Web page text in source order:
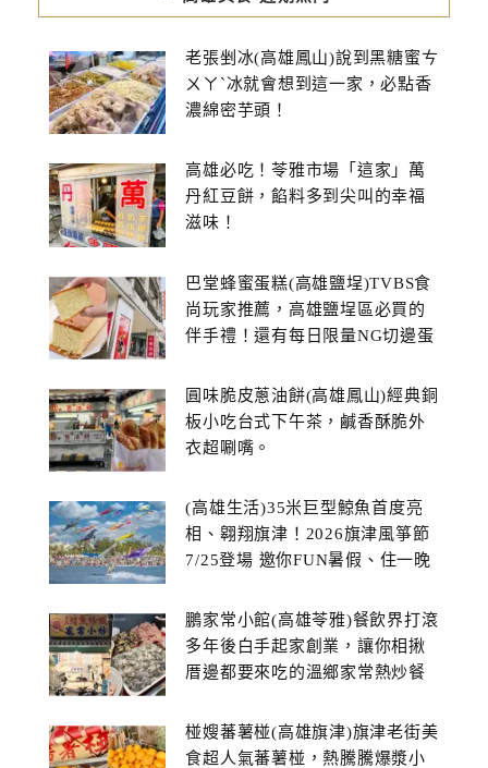
老張剉冰(高雄鳳山)說到黑糖蜜ㄘ
ㄨㄚˋ冰就會想到這一家，必點香
濃綿密芋頭！
高雄必吃！苓雅市場「這家」萬
丹紅豆餅，餡料多到尖叫的幸福
滋味！
巴堂蜂蜜蛋糕(高雄鹽埕)TVBS食
尚玩家推薦，高雄鹽埕區必買的
伴手禮！還有每日限量NG切邊蛋
圓味脆皮蔥油餅(高雄鳳山)經典銅
板小吃台式下午茶，鹹香酥脆外
衣超唰嘴。
(高雄生活)35米巨型鯨魚首度亮
相、翱翔旗津！2026旗津風箏節
7/25登場 邀你FUN暑假、住一晚
鵬家常小館(高雄苓雅)餐飲界打滾
多年後白手起家創業，讓你相揪
厝邊都要來吃的溫鄉家常熱炒餐
椪嫂蕃薯椪(高雄旗津)旗津老街美
食超人氣蕃薯椪，熱騰騰爆漿小